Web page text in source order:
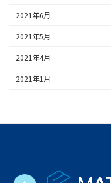
2021年6月
2021年5月
2021年4月
2021年1月